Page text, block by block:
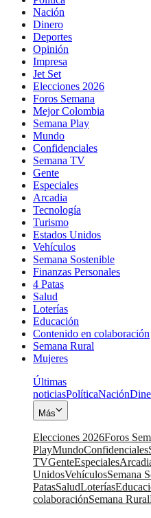
Nación
Dinero
Deportes
Opinión
Impresa
Jet Set
Elecciones 2026
Foros Semana
Mejor Colombia
Semana Play
Mundo
Confidenciales
Semana TV
Gente
Especiales
Arcadia
Tecnología
Turismo
Estados Unidos
Vehículos
Semana Sostenible
Finanzas Personales
4 Patas
Salud
Loterías
Educación
Contenido en colaboración
Semana Rural
Mujeres
Últimas
noticiasPolíticaNación
Más
Elecciones 2026Foros
PlayMundoConfidenciales
TVGenteEspeciales
UnidosVehículosSemana
PatasSaludLoterías
colaboraciónSemana Rural